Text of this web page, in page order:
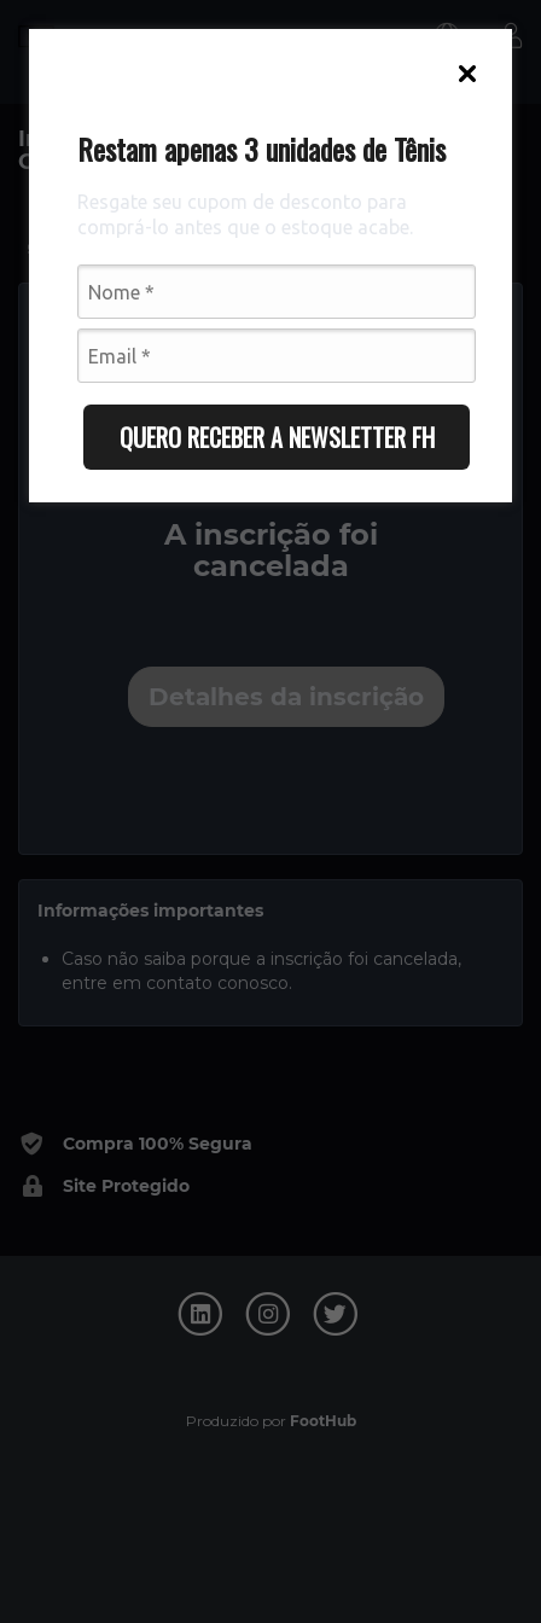
Restam apenas 3 unidades de Tênis
Resgate seu cupom de desconto para
comprá-lo antes que o estoque acabe.
QUERO RECEBER A NEWSLETTER FH
Imersão Executivo de Futebol - Santa
Catarina
A inscrição foi
cancelada
Detalhes da inscrição
Informações importantes
Caso não saiba porque a inscrição foi cancelada,
entre em contato conosco.
Compra 100% Segura
Site Protegido
Produzido por FootHub